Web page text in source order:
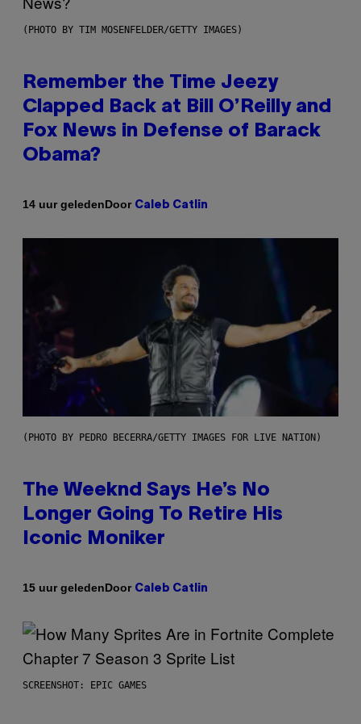
(PHOTO BY TIM MOSENFELDER/GETTY IMAGES)
Remember the Time Jeezy
Clapped Back at Bill O’Reilly and
Fox News in Defense of Barack
Obama?
14 uur geledenDoor Caleb Catlin
(PHOTO BY PEDRO BECERRA/GETTY IMAGES FOR LIVE NATION)
The Weeknd Says He’s No
Longer Going To Retire His
Iconic Moniker
15 uur geledenDoor Caleb Catlin
SCREENSHOT: EPIC GAMES